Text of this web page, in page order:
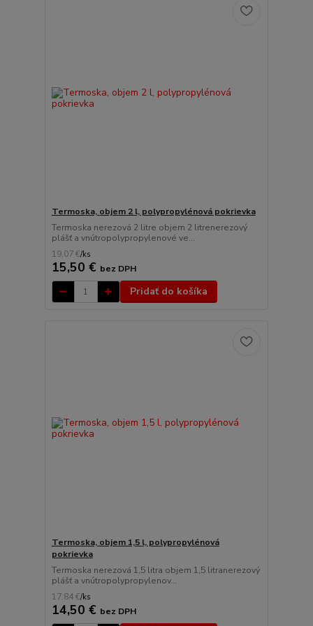
Termoska, objem 2 l, polypropylénová pokrievka
Termoska nerezová 2 litre objem 2 litrenerezový
plášť a vnútropolypropylenové ve...
19,07 €/ks
15,50 € bez DPH
Pridať do košíka
Termoska, objem 1,5 l, polypropylénová
pokrievka
Termoska nerezová 1,5 litra objem 1,5 litranerezový
plášť a vnútropolypropylenov...
17,84 €/ks
14,50 € bez DPH